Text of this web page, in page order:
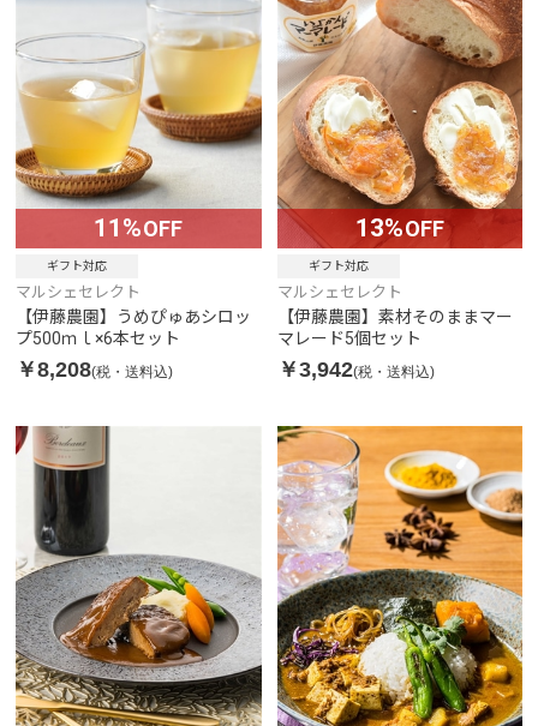
11%OFF
ギフト対応
マルシェセレクト
【伊藤農園】うめぴゅあシロッ
プ500ｍｌ×6本セット
￥8,208(税・送料込)
13%OFF
ギフト対応
マルシェセレクト
【伊藤農園】素材そのままマー
マレード5個セット
￥3,942(税・送料込)